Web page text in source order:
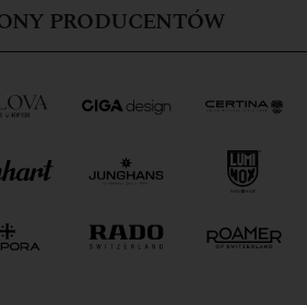
PRODUCENTÓW